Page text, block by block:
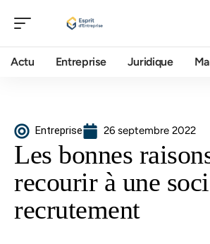
Actu Entreprise Juridique
Entreprise 26 septembre 2022
Les bonnes
recourir à une
recrutement